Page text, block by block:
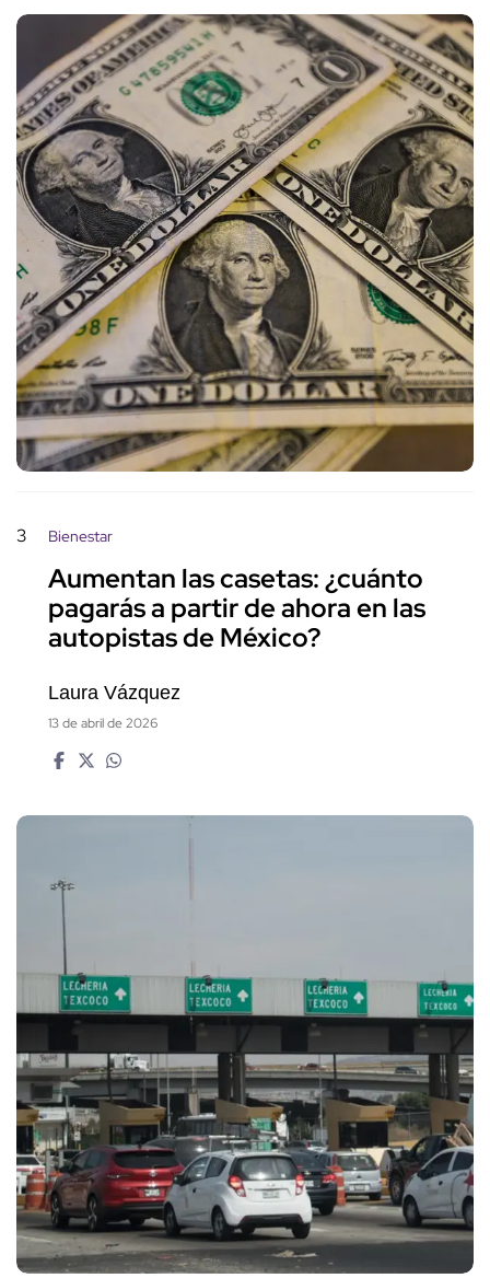
3 Bienestar
Aumentan las casetas: ¿cuánto
pagarás a partir de ahora en las
autopistas de México?
Laura Vázquez
13 de abril de 2026